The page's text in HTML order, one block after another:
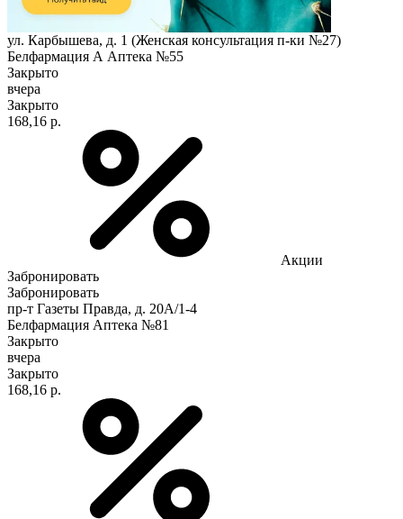
ул. Карбышева, д. 1 (Женская консультация п-ки №27)
Белфармация А Аптека №55
Закрыто
вчера
Закрыто
168,16 р.
Акции
Забронировать
Забронировать
пр-т Газеты Правда, д. 20A/1-4
Белфармация Аптека №81
Закрыто
вчера
Закрыто
168,16 р.